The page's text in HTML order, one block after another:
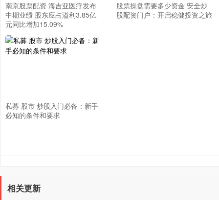
南京股票配资 海吉亚医疗发布
中期业绩 股东应占溢利3.85亿
元同比增加15.09%
股票操盘需要多少资金 安全炒
股配资门户：开启稳健投资之旅
私募 股市 炒股入门必备：新手
必知的条件和要求
相关更新